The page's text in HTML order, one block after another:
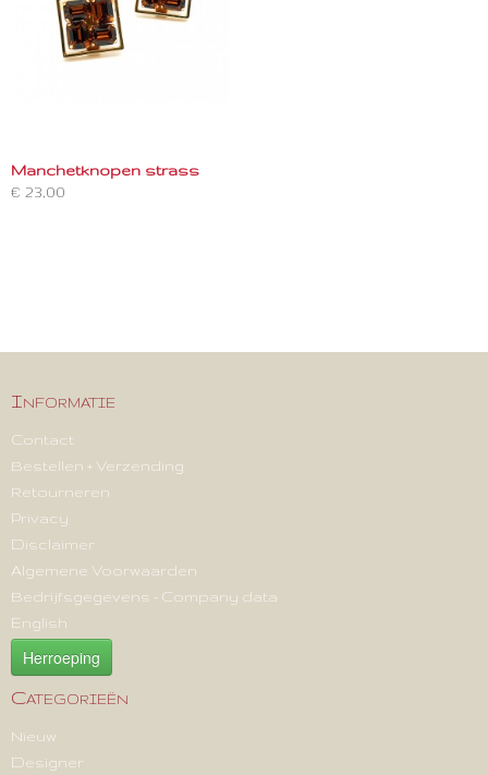
Manchetknopen strass
€ 23,00
Informatie
Contact
Bestellen + Verzending
Retourneren
Privacy
Disclaimer
Algemene Voorwaarden
Bedrijfsgegevens - Company data
English
Herroeping
Categorieën
Nieuw
Designer